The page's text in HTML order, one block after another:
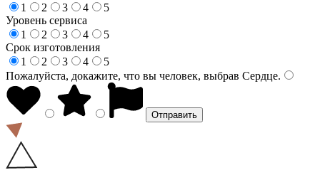
1
2 3 4
5
Уровень сервиса
1
2 3 4
5
Срок изготовления
1
2 3 4
5
Пожалуйста, докажите, что вы человек, выбрав Сердце.